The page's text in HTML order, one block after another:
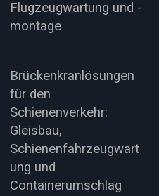
Flugzeugwartung und -
montage
Brückenkranlösungen
für den
Schienenverkehr:
Gleisbau,
Schienenfahrzeugwart
ung und
Containerumschlag